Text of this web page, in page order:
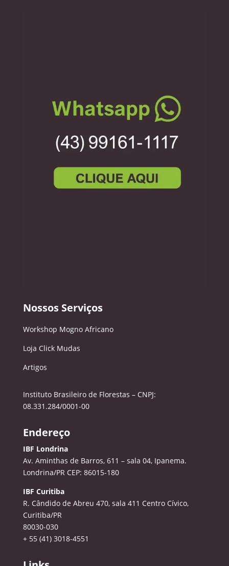
Nossos Serviços
Workshop Mogno Africano
Loja Click Mudas
Artigos
Instituto Brasileiro de Florestas – CNPJ:
08.331.284/0001-00
Endereço
IBF Londrina
Av. Aminthas de Barros, 611 – sala 04, Ipanema.
Londrina/PR CEP: 86015-180
IBF Curitiba
R. Cândido de Abreu 470, sala 411 Centro Cívico,
Curitiba/PR
80030-030
+ 55 (41) 3018-4551